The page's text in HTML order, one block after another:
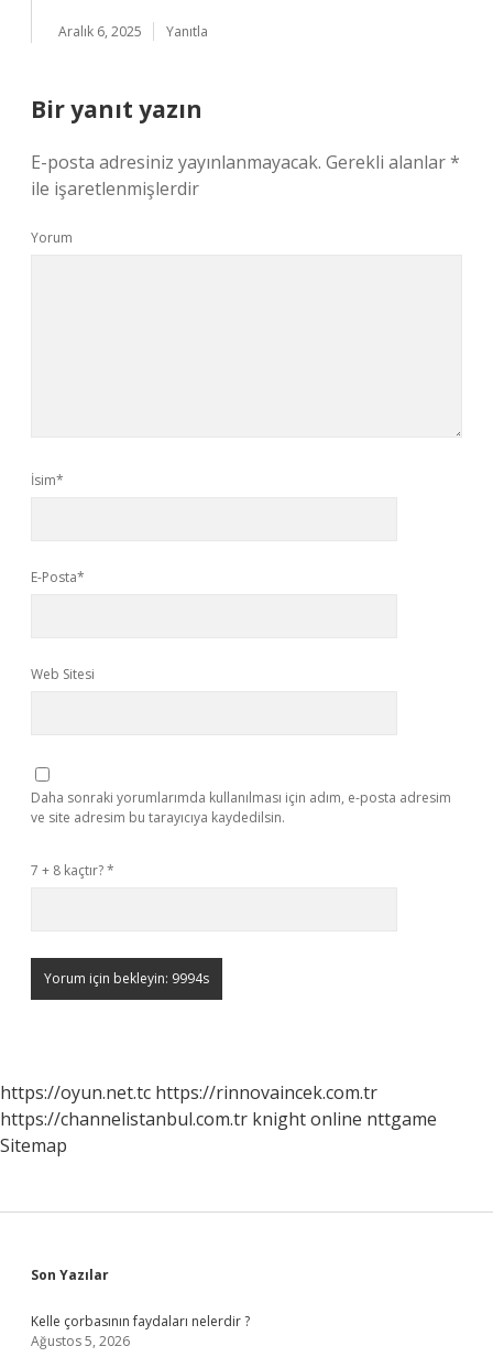
Aralık 6, 2025 Yanıtla
Bir yanıt yazın
E-posta adresiniz yayınlanmayacak. Gerekli alanlar*
ile işaretlenmişlerdir
Yorum
İsim*
E-Posta*
Web Sitesi
Daha sonraki yorumlarımda kullanılması için adım, e-posta adresim
ve site adresim bu tarayıcıya kaydedilsin.
7 + 8 kaçtır?*
https://oyun.net.tc https://rinnovaincek.com.tr
https://channelistanbul.com.tr knight online nttgame
Sitemap
Sidebar
Son Yazılar
Kelle çorbasının faydaları nelerdir ?
Ağustos 5, 2026